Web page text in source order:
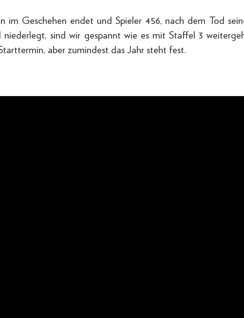
im Geschehen endet und Spieler 456, nach dem Tod
niederlegt, sind wir gespannt wie es mit Staffel 3
aber zumindest das Jahr steht fest.